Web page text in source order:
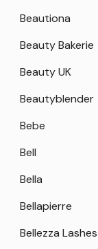
Beautiona
Beauty Bakerie
Beauty UK
Beautyblender
Bebe
Bell
Bella
Bellapierre
Bellezza Lashes